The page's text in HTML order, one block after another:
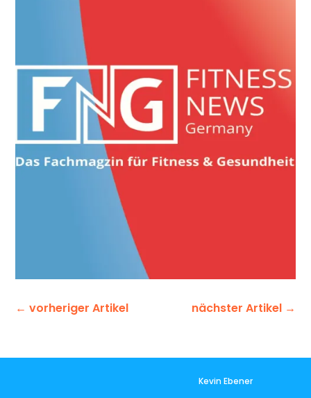
←vorheriger Artikel nächster Artikel→
Kevin Ebener